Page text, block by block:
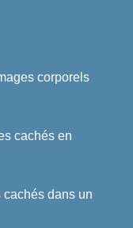
corporels
cachés en
cachés dans un